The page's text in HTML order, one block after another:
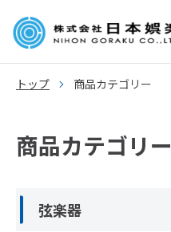
トップ 商品カテゴリー
商品カテゴリー
弦楽器